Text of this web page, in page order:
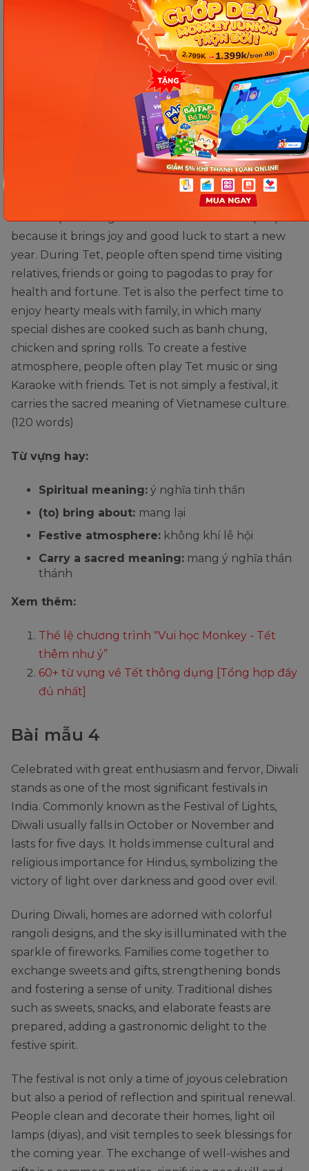
Một số bài viết giới thiệu Tết bằng tiếng Anh hay. (Ảnh: sưu
tầm internet)
Lunar New Year is one of the biggest holidays in
Vietnam, usually celebrated at the end of January.
because it brings joy and good luck to start a new
year. During Tet, people often spend time visiting
relatives, friends or going to pagodas to pray for
health and fortune. Tet is also the perfect time to
enjoy hearty meals with family, in which many
special dishes are cooked such as banh chung,
chicken and spring rolls. To create a festive
atmosphere, people often play Tet music or sing
Karaoke with friends. Tet is not simply a festival, it
carries the sacred meaning of Vietnamese culture.
(120 words)
Từ vựng hay:
Spiritual meaning: ý nghĩa tinh thần
(to) bring about: mang lại
Festive atmosphere: không khí lễ hội
Carry a sacred meaning: mang ý nghĩa thần
thánh
Xem thêm:
Thể lệ chương trình "Vui học Monkey - Tết
thêm như ý”
60+ từ vựng về Tết thông dụng [Tổng hợp đầy
đủ nhất]
Bài mẫu 4
Celebrated with great enthusiasm and fervor, Diwali
stands as one of the most significant festivals in
India. Commonly known as the Festival of Lights,
Diwali usually falls in October or November and
lasts for five days. It holds immense cultural and
religious importance for Hindus, symbolizing the
victory of light over darkness and good over evil.
During Diwali, homes are adorned with colorful
rangoli designs, and the sky is illuminated with the
sparkle of fireworks. Families come together to
exchange sweets and gifts, strengthening bonds
and fostering a sense of unity. Traditional dishes
such as sweets, snacks, and elaborate feasts are
prepared, adding a gastronomic delight to the
festive spirit.
The festival is not only a time of joyous celebration
but also a period of reflection and spiritual renewal.
People clean and decorate their homes, light oil
lamps (diyas), and visit temples to seek blessings for
the coming year. The exchange of well-wishes and